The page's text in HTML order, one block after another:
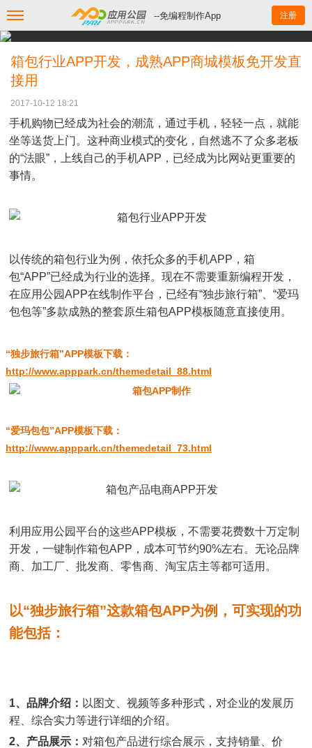
--免编程制作App 注册
箱包行业APP开发，成熟APP商城模板免开发直
接用
2017-10-12 18:21
手机购物已经成为社会的潮流，通过手机，轻轻一点，就能
坐等送货上门。这种商业模式的变化，自然逃不了众多老板
的“法眼”，上线自己的手机APP，已经成为比网站更重要的
事情。
以传统的箱包行业为例，依托众多的手机APP，箱
包“APP”已经成为行业的选择。现在不需要重新编程开发，
在应用公园APP在线制作平台，已经有“独步旅行箱”、“爱玛
包包等”多款成熟的整套原生箱包APP模板随意直接使用。
“独步旅行箱”APP模板下载：
http://www.apppark.cn/themedetail_88.html
“爱玛包包”APP模板下载：
http://www.apppark.cn/themedetail_73.html
利用应用公园平台的这些APP模板，不需要花费数十万定制
开发，一键制作箱包APP，成本可节约90%左右。无论品牌
商、加工厂、批发商、零售商、淘宝店主等都可适用。
以“独步旅行箱”这款箱包APP为例，可实现的功
能包括：
1、品牌介绍： 以图文、视频等多种形式，对企业的发展历
程、综合实力等进行详细的介绍。
2、产品展示： 对箱包产品进行综合展示，支持销量、价